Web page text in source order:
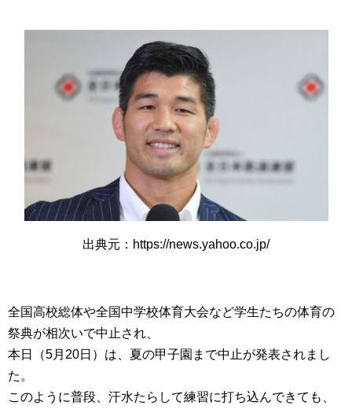
出典元：https://news.yahoo.co.jp/
全国高校総体や全国中学校体育大会など学生たちの体育の
祭典が相次いで中止され、
本日（5月20日）は、夏の甲子園まで中止が発表されまし
た。
このように普段、汗水たらして練習に打ち込んできても、